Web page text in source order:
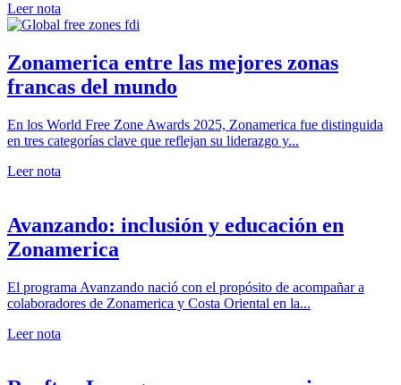
Leer nota
Zonamerica entre las mejores zonas
francas del mundo
En los World Free Zone Awards 2025, Zonamerica fue distinguida
en tres categorías clave que reflejan su liderazgo y...
Leer nota
Avanzando: inclusión y educación en
Zonamerica
El programa Avanzando nació con el propósito de acompañar a
colaboradores de Zonamerica y Costa Oriental en la...
Leer nota